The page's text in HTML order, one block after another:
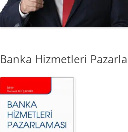
Banka Hizmetleri